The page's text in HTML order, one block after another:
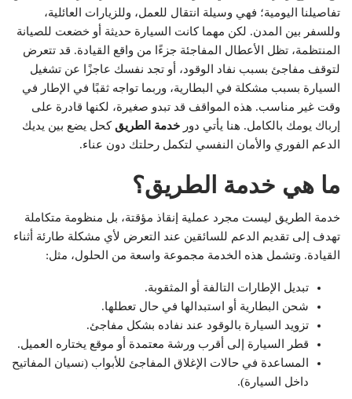
تفاصيلنا اليومية؛ فهي وسيلة انتقال للعمل، وللزيارات العائلية،
وللسفر بين المدن. لكن مهما كانت السيارة حديثة أو خضعت للصيانة
المنتظمة، تظل الأعطال المفاجئة جزءًا من واقع القيادة. قد تتعرض
لتوقف مفاجئ بسبب نفاد الوقود، أو تجد نفسك عاجزًا عن تشغيل
السيارة بسبب مشكلة في البطارية، وربما تواجه ثقبًا في الإطار في
وقت غير مناسب. هذه المواقف قد تبدو صغيرة، لكنها قادرة على
إرباك يومك بالكامل. هنا يأتي دور خدمة الطريق كحل يضع بين يديك
الدعم الفوري والأمان النفسي لتكمل رحلتك دون عناء.
ما هي خدمة الطريق؟
خدمة الطريق ليست مجرد عملية إنقاذ مؤقتة، بل منظومة متكاملة
تهدف إلى تقديم الدعم للسائقين عند التعرض لأي مشكلة طارئة أثناء
القيادة. وتشمل هذه الخدمة مجموعة واسعة من الحلول، مثل:
تبديل الإطارات التالفة أو المثقوبة.
شحن البطارية أو استبدالها في حال تعطلها.
تزويد السيارة بالوقود عند نفاده بشكل مفاجئ.
قطر السيارة إلى أقرب ورشة معتمدة أو موقع يختاره العميل.
المساعدة في حالات الإغلاق المفاجئ للأبواب (نسيان المفاتيح
داخل السيارة).